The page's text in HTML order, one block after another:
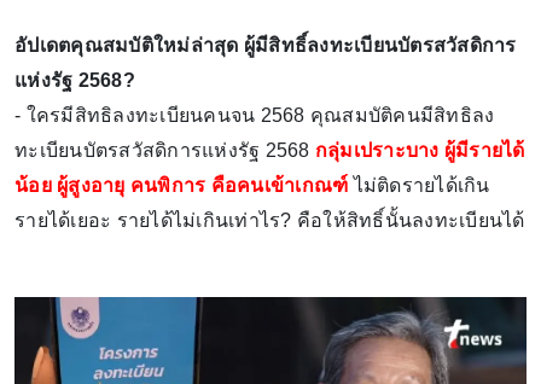
อัปเดตคุณสมบัติใหม่ล่าสุด ผู้มีสิทธิ์ลงทะเบียนบัตรสวัสดิการ
แห่งรัฐ 2568?
- ใครมีสิทธิลงทะเบียนคนจน 2568 คุณสมบัติคนมีสิทธิลง
ทะเบียนบัตรสวัสดิการแห่งรัฐ 2568 กลุ่มเปราะบาง ผู้มีรายได้
น้อย ผู้สูงอายุ คนพิการ คือคนเข้าเกณฑ์ ไม่ติดรายได้เกิน
รายได้เยอะ รายได้ไม่เกินเท่าไร? คือให้สิทธิ์นั้นลงทะเบียนได้